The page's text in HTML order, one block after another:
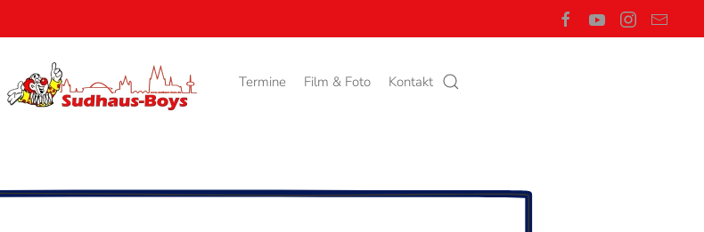
Termine Film & Foto Kontakt